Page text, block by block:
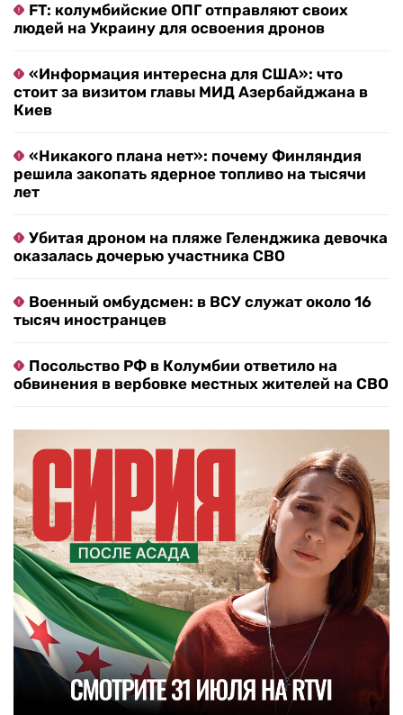
FT: колумбийские ОПГ отправляют своих
людей на Украину для освоения дронов
«Информация интересна для США»: что
стоит за визитом главы МИД Азербайджана в
Киев
«Никакого плана нет»: почему Финляндия
решила закопать ядерное топливо на тысячи
лет
Убитая дроном на пляже Геленджика девочка
оказалась дочерью участника СВО
Военный омбудсмен: в ВСУ служат около 16
тысяч иностранцев
Посольство РФ в Колумбии ответило на
обвинения в вербовке местных жителей на СВО